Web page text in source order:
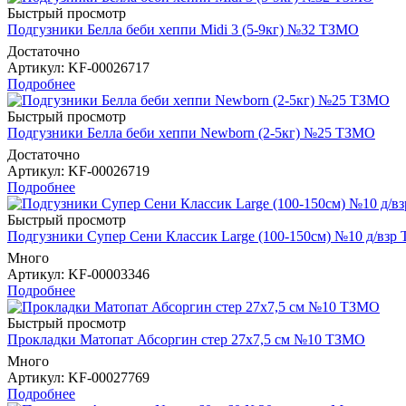
Быстрый просмотр
Подгузники Белла беби хеппи Midi 3 (5-9кг) №32 ТЗМО
Достаточно
Артикул: KF-00026717
Подробнее
Быстрый просмотр
Подгузники Белла беби хеппи Newborn (2-5кг) №25 ТЗМО
Достаточно
Артикул: KF-00026719
Подробнее
Быстрый просмотр
Подгузники Супер Сени Классик Large (100-150см) №10 д/
Много
Артикул: KF-00003346
Подробнее
Быстрый просмотр
Прокладки Матопат Абсоргин стер 27х7,5 см №10 ТЗМО
Много
Артикул: KF-00027769
Подробнее